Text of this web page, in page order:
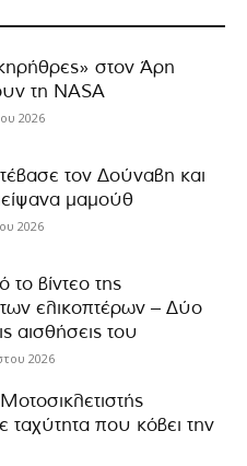
στον Άρη
τη NASA
2026
τον Δούναβη και
μαμούθ
2026
το βίντεο της
ελικοπτέρων – Δύο
αισθήσεις του
2026
που κόβει την